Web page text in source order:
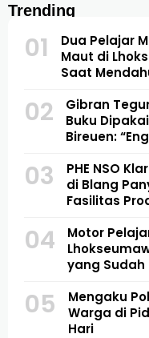
Trending
01
Dua Pelajar
Maut di
Saat
02
Gibran
Buku
Bireuen:
03
PHE NSO
di Blang
Fasilitas
04
Motor
yang Sudah
05
Mengaku
Warga di
Hari